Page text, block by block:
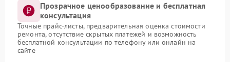
Прозрачное ценообразование и бесплатная
консультация
Точные прайс-листы, предварительная оценка стоимости
ремонта, отсутствие скрытых платежей и возможность
бесплатной консультации по телефону или онлайн на
сайте